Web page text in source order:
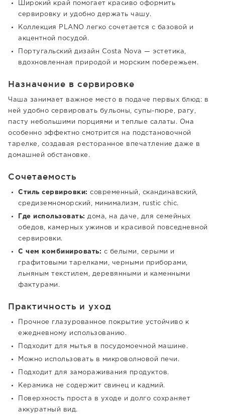
Широкий край помогает красиво оформить
сервировку и удобно держать чашу.
Коллекция PLANO легко сочетается с базовой и
акцентной посудой.
Португальский дизайн Costa Nova — эстетика,
вдохновленная природой и морским побережьем.
Назначение в сервировке
Чаша занимает важное место в подаче первых блюд: в
ней удобно сервировать бульоны, супы-пюре, рагу,
пасту небольшими порциями и теплые салаты. Она
особенно эффектно смотрится на подстановочной
тарелке, создавая ресторанное впечатление даже в
домашней обстановке.
Сочетаемость
Стиль сервировки: современный, скандинавский,
средиземноморский, минимализм, rustic chic.
Где использовать:
дома, на даче, для семейных
обедов, камерных ужинов и красивой повседневной
сервировки.
С чем комбинировать: с белыми, серыми и
графитовыми тарелками, черными приборами,
льняным текстилем, деревянными и каменными
фактурами.
Практичность и уход
Прочное глазурованное покрытие устойчиво к
ежедневному использованию.
Подходит для мытья в посудомоечной машине.
Можно использовать в микроволновой печи.
Подходит для замораживания продуктов.
Керамика не содержит свинец и кадмий.
Поверхность проста в уходе и долго сохраняет
аккуратный вид.